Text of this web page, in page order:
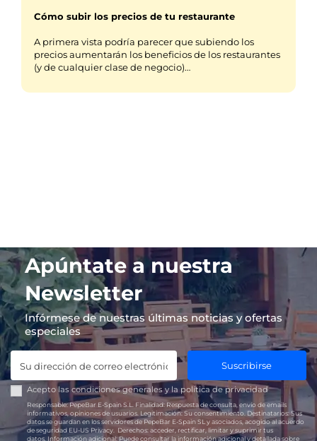
Cómo subir los precios de tu restaurante
A primera vista podría parecer que subiendo los
precios aumentarán los beneficios de los restaurantes
(y de cualquier clase de negocio)…
Apúntate a nuestra
Newsletter
Infórmese de nuestras últimas noticias y ofertas
especiales
Suscribirse
Acepto las condiciones generales y lapolítica de privacidad
Responsable:PepeBar E-Spain S.L. Finalidad: Respuesta de consulta, envío de emails
informativos, opiniones de usuarios. Legitimación: Su consentimiento. Destinatarios: Sus
datos se guardan en los servidores de PepeBar E-Spain SL y asociados, acogido al acuerdo
de seguridad EU-US Privacy.
Derechos: acceder, rectificar, limitar y suprimir tus
datos. Información adicional:Puede consultar la información adicional y detallada sobre